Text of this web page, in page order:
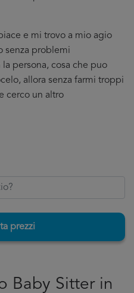
e mi trovo a mio agio
senza problemi
persona, cosa che puo
allora senza farmi troppi
cerco un altro
prezzi
Baby Sitter in